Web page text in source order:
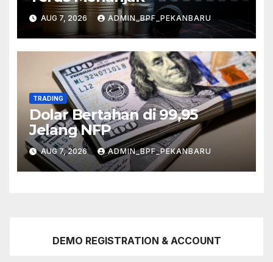
AUG 7, 2026 ADMIN_BPF_PEKANBARU
TRADING
Dolar Bertahan di 99,95
Jelang NFP
AUG 7, 2026 ADMIN_BPF_PEKANBARU
DEMO REGISTRATION & ACCOUNT